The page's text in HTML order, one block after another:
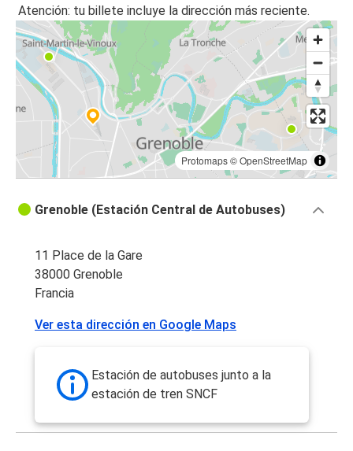
Atención: tu billete incluye la dirección más reciente.
Protomaps©OpenStreetMap
Grenoble (Estación Central de Autobuses)
11 Place de la Gare
38000 Grenoble
Francia
Ver esta dirección en Google Maps
Estación de autobuses junto a la
estación de tren SNCF